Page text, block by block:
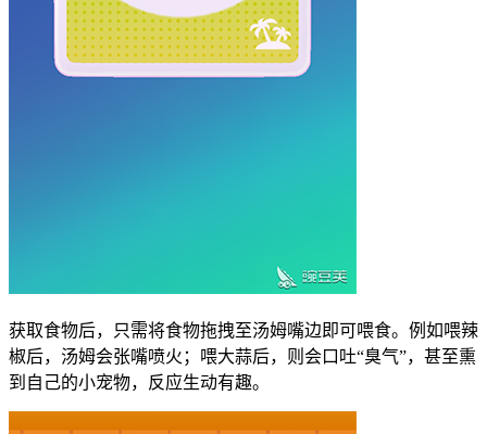
获取食物后，只需将食物拖拽至汤姆嘴边即可喂食。例如喂辣
椒后，汤姆会张嘴喷火；喂大蒜后，则会口吐“臭气”，甚至熏
到自己的小宠物，反应生动有趣。